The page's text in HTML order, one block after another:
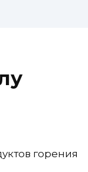
горения